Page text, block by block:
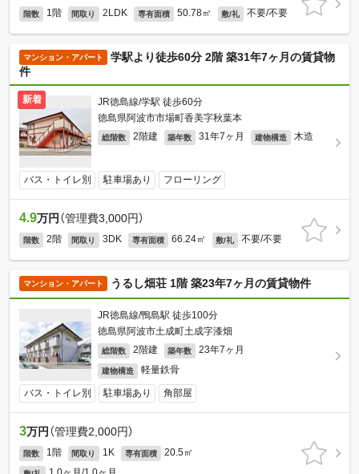
階数 1階 間取り 2LDK 専有面積 50.78㎡ 敷/礼 不要/不要
マンション・アパート
学駅より徒歩60分 2階 築31年7ヶ月の賃貸物
件
新着
JR徳島線/学駅 徒歩60分
徳島県阿波市市場町香美字秋葉本
総階数 2階建 築年数 31年7ヶ月 建物構造 木造
バス・トイレ別 駐車場あり フローリング
4.9万円 （管理費3,000円）
階数 2階 間取り 3DK 専有面積 66.24㎡ 敷/礼 不要/不要
マンション・アパート うるし畑荘 1階 築23年7ヶ月の賃貸物件
JR徳島線/鴨島駅 徒歩100分
徳島県阿波市土成町土成字漆畑
総階数 2階建 築年数 23年7ヶ月
建物構造 軽量鉄骨
バス・トイレ別 駐車場あり 角部屋
3万円 （管理費2,000円）
階数 1階 間取り 1K 専有面積 20.5㎡